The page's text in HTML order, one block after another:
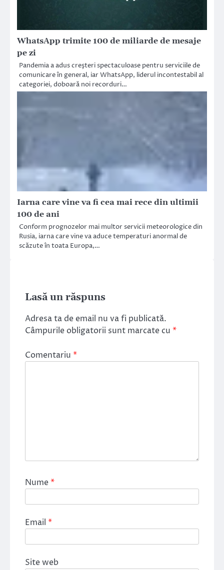
WhatsApp trimite 100 de miliarde de mesaje
pe zi
Pandemia a adus creşteri spectaculoase pentru serviciile de
comunicare în general, iar WhatsApp, liderul incontestabil al
categoriei, doboară noi recorduri…
Iarna care vine va fi cea mai rece din ultimii
100 de ani
Conform prognozelor mai multor servicii meteorologice din
Rusia, iarna care vine va aduce temperaturi anormal de
scăzute în toata Europa,…
Lasă un răspuns
Adresa ta de email nu va fi publicată.
Câmpurile obligatorii sunt marcate cu *
Comentariu *
Nume*
Email *
Site web